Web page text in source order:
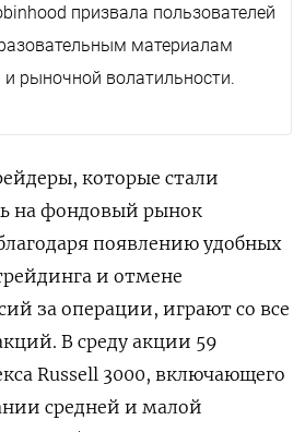
призвала пользователей
материалам
рыночной волатильности.
которые стали
на фондовый рынок
появлению удобных
и отмене
за операции, играют со все
В среду акции 59
Russell 3000, включающего
средней и малой